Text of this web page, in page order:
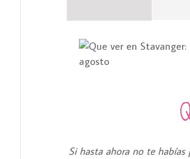
Si hasta ahora no te habías